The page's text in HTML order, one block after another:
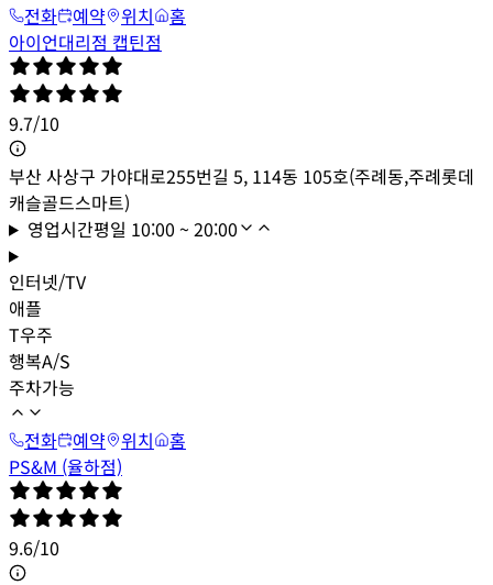
전화
예약 위치
홈
아이언대리점 캡틴점
9.7/10
부산 사상구 가야대로255번길 5, 114동 105호(주례동,주례롯데
캐슬골드스마트)
영업시간평일 10:00 ~ 20:00
인터넷/TV
애플
T우주
행복A/S
주차가능
전화
예약 위치
홈
PS&M (율하점)
9.6/10